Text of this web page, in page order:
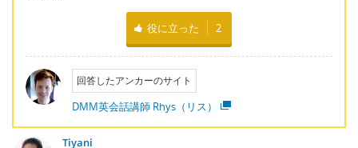
役に立った 2
回答したアンカーのサイト
DMM英会話講師 Rhys（リス）
Tiyani